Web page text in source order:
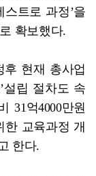
스트로 과정’을
확보했다.
후 현재 총사업
설립 절차도 속
31억4000만원
한 교육과정 개
한다.